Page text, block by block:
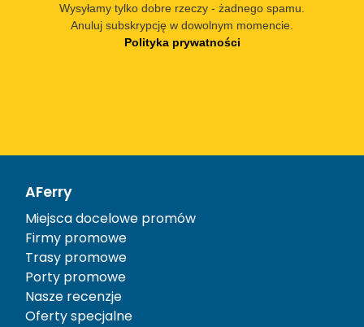
Wysyłamy tylko dobre rzeczy - żadnego spamu.
Anuluj subskrypcję w dowolnym momencie.
Polityka prywatności
AFerry
Miejsca docelowe promów
Firmy promowe
Trasy promowe
Porty promowe
Nasze recenzje
Oferty specjalne